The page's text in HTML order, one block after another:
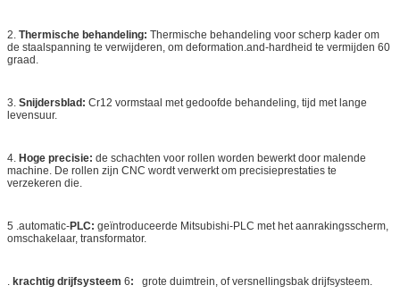
2. Thermische behandeling: Thermische behandeling voor scherp kader om
de staalspanning te verwijderen, om deformation.and-hardheid te vermijden 60
graad.
3. Snijdersblad: Cr12 vormstaal met gedoofde behandeling, tijd met lange
levensuur.
4. Hoge precisie: de schachten voor rollen worden bewerkt door malende
machine. De rollen zijn CNC wordt verwerkt om precisieprestaties te
verzekeren die.
5 .automatic-PLC: geïntroduceerde Mitsubishi-PLC met het aanrakingsscherm,
omschakelaar, transformator.
. krachtig drijfsysteem 6: grote duimtrein, of versnellingsbak drijfsysteem.